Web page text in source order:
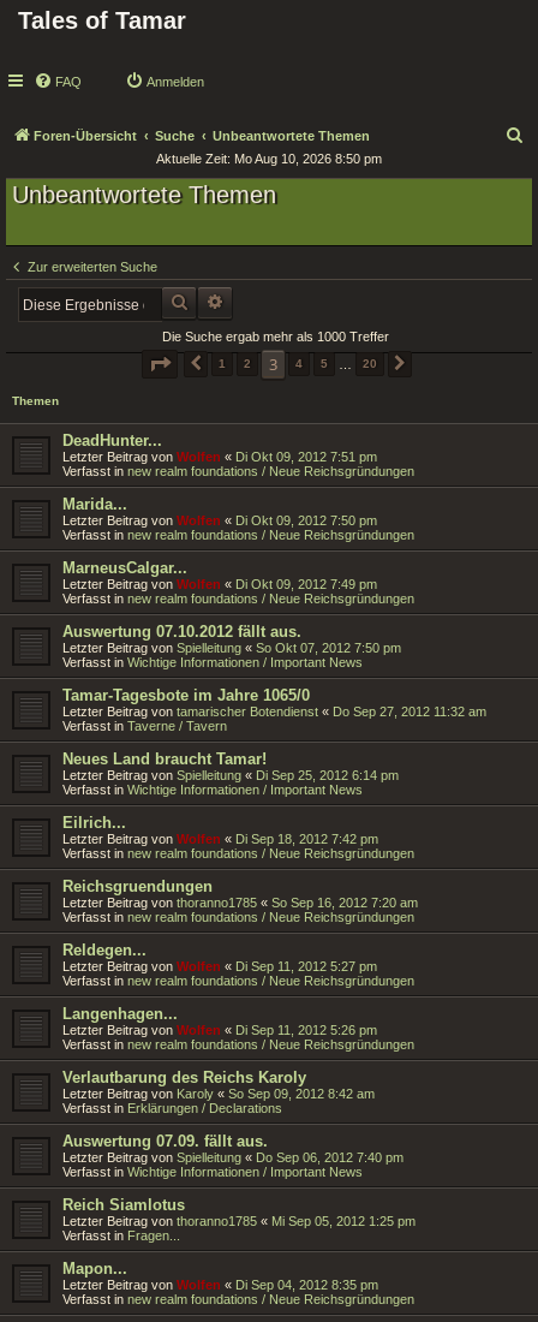
Tales of Tamar
FAQ Anmelden
Foren-Übersicht Suche Unbeantwortete Themen
e
Aktuelle Zeit: Mo Aug 10, 2026 8:50 pm
Unbeantwortete Themen
Zur erweiterten Suche
SUCHE
Die Suche ergab mehr als 1000 Treffer
SEITE VON
VORHERIGE
1 2 3 4 5 20
Themen
DeadHunter...
Letzter Beitrag von Wolfen « Di Okt 09, 2012 7:51 pm
Verfasst in new realm foundations / Neue Reichsgründungen
Marida...
Letzter Beitrag von Wolfen « Di Okt 09, 2012 7:50 pm
Verfasst in new realm foundations / Neue Reichsgründungen
MarneusCalgar...
Letzter Beitrag von Wolfen « Di Okt 09, 2012 7:49 pm
Verfasst in new realm foundations / Neue Reichsgründungen
Auswertung 07.10.2012 fällt aus.
Letzter Beitrag von Spielleitung « So Okt 07, 2012 7:50 pm
Verfasst in Wichtige Informationen / Important News
Tamar-Tagesbote im Jahre 1065/0
Letzter Beitrag von tamarischer Botendienst « Do Sep 27, 2012 11:32 am
Verfasst in Taverne / Tavern
Neues Land braucht Tamar!
Letzter Beitrag von Spielleitung « Di Sep 25, 2012 6:14 pm
Verfasst in Wichtige Informationen / Important News
Eilrich...
Letzter Beitrag von Wolfen « Di Sep 18, 2012 7:42 pm
Verfasst in new realm foundations / Neue Reichsgründungen
Reichsgruendungen
Letzter Beitrag von thoranno1785 « So Sep 16, 2012 7:20 am
Verfasst in new realm foundations / Neue Reichsgründungen
Reldegen...
Letzter Beitrag von Wolfen « Di Sep 11, 2012 5:27 pm
Verfasst in new realm foundations / Neue Reichsgründungen
Langenhagen...
Letzter Beitrag von Wolfen « Di Sep 11, 2012 5:26 pm
Verfasst in new realm foundations / Neue Reichsgründungen
Verlautbarung des Reichs Karoly
Letzter Beitrag von Karoly « So Sep 09, 2012 8:42 am
Verfasst in Erklärungen / Declarations
Auswertung 07.09. fällt aus.
Letzter Beitrag von Spielleitung « Do Sep 06, 2012 7:40 pm
Verfasst in Wichtige Informationen / Important News
Reich Siamlotus
Letzter Beitrag von thoranno1785 « Mi Sep 05, 2012 1:25 pm
Verfasst in Fragen...
Mapon...
Letzter Beitrag von Wolfen « Di Sep 04, 2012 8:35 pm
Verfasst in new realm foundations / Neue Reichsgründungen